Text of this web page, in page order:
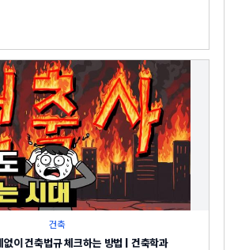
건축
없이 건축법규 체크하는 방법 | 건축학과